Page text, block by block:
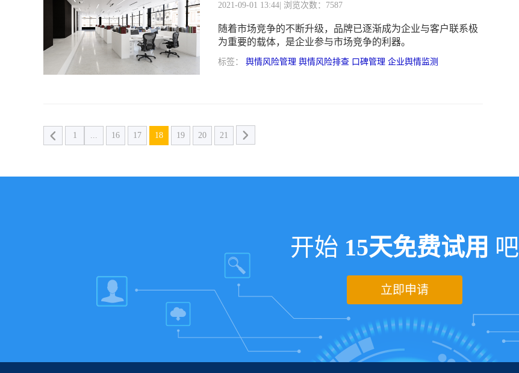
2021-09-01 13:44 | 浏览次数：7587
随着市场竞争的不断升级，品牌已逐渐成为企业与客户联系极
为重要的载体，是企业参与市场竞争的利器。
标签： 舆情风险管理 舆情风险排查 口碑管理 企业舆情监测
1 ... 16 17 18 19 20 21
开始 15天免费试用 吧
立即申请